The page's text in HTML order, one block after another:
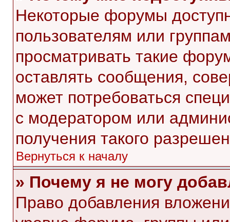
Некоторые форумы
пользователям или
просматривать такие
оставлять сообщения,
может потребоваться
с модератором или
получения такого
Вернуться к началу
» Почему я не могу
Право добавления